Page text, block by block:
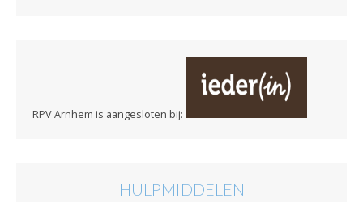
RPV Arnhem is aangesloten bij:
HULPMIDDELEN